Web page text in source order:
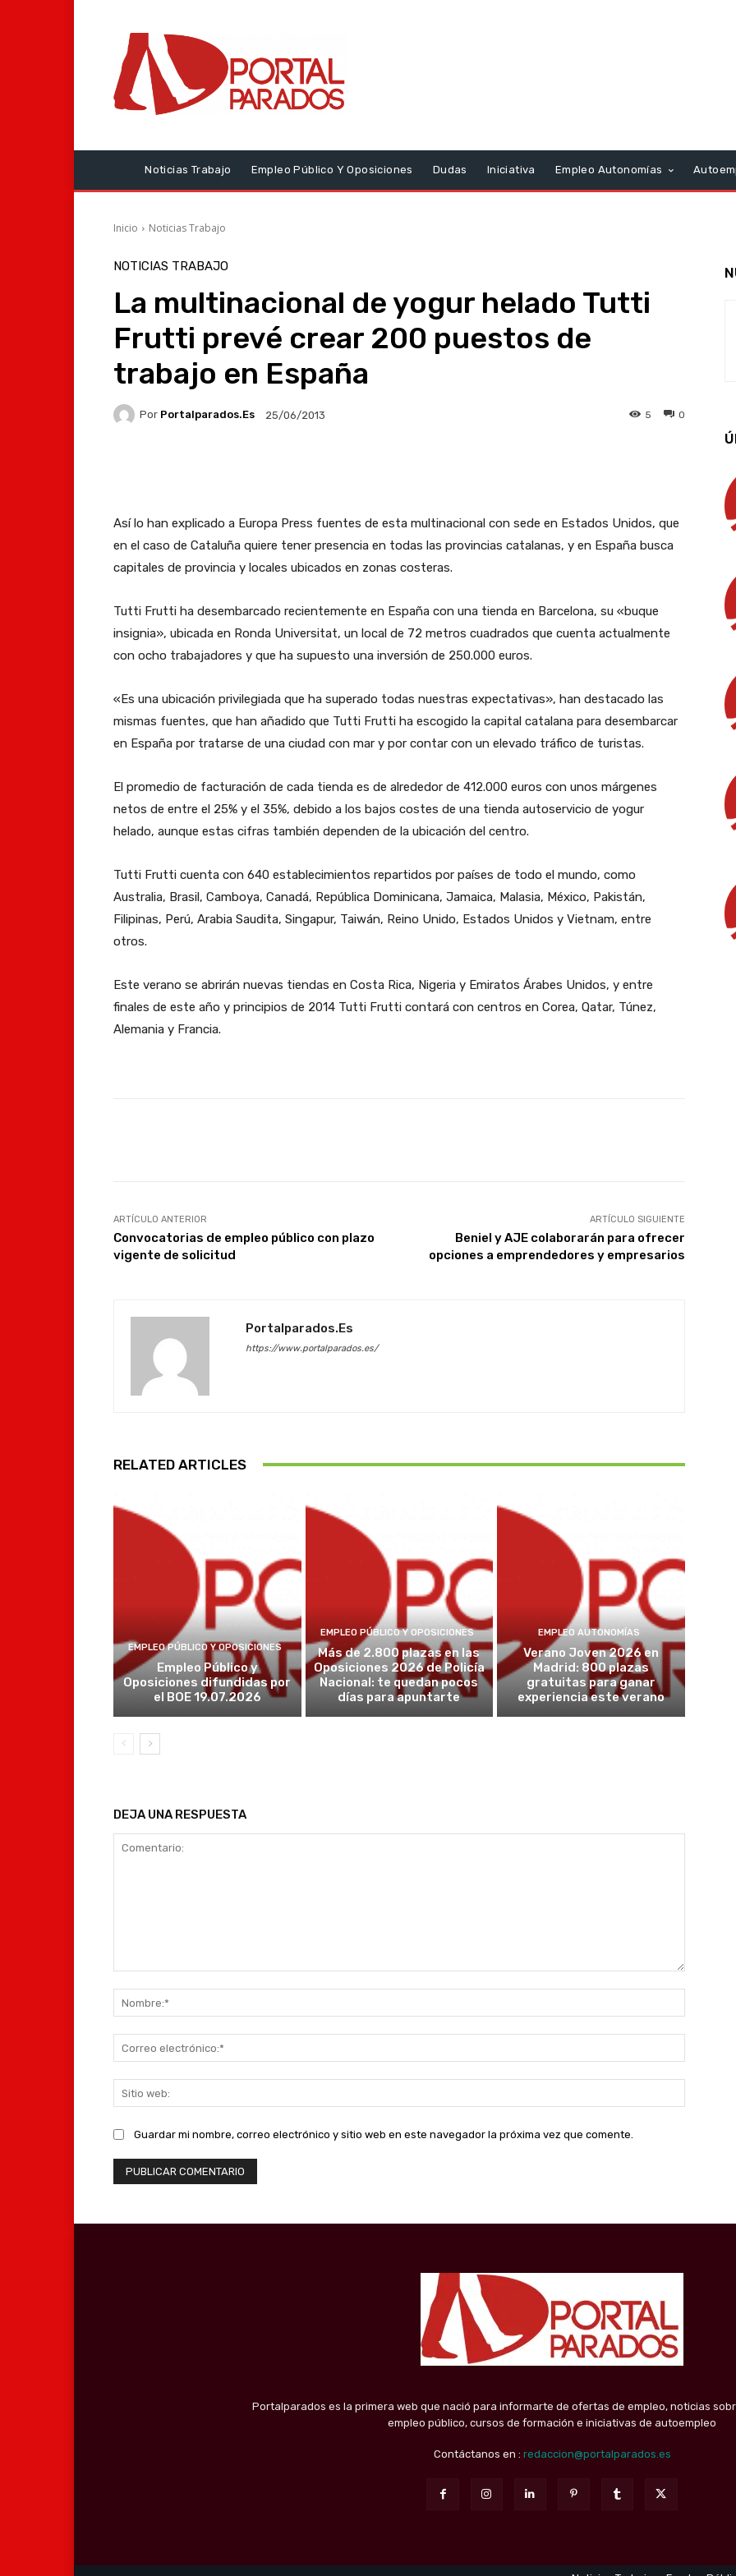
Noticias Trabajo Empleo Público Y Oposiciones Dudas Iniciativa Empleo Autonomías
Inicio Noticias Trabajo
NOTICIAS TRABAJO
La multinacional de yogur helado Tutti
Frutti prevé crear 200 puestos de
trabajo en España
Por Portalparados.es 25/06/2013 0
5
Así lo han explicado a Europa Press fuentes de esta multinacional con sede en Estados Unidos, que
en el caso de Cataluña quiere tener presencia en todas las provincias catalanas, y en España busca
capitales de provincia y locales ubicados en zonas costeras.
Tutti Frutti ha desembarcado recientemente en España con una tienda en Barcelona, su «buque
insignia», ubicada en Ronda Universitat, un local de 72 metros cuadrados que cuenta actualmente
con ocho trabajadores y que ha supuesto una inversión de 250.000 euros.
«Es una ubicación privilegiada que ha superado todas nuestras expectativas», han destacado las
mismas fuentes, que han añadido que Tutti Frutti ha escogido la capital catalana para desembarcar
en España por tratarse de una ciudad con mar y por contar con un elevado tráfico de turistas.
El promedio de facturación de cada tienda es de alrededor de 412.000 euros con unos márgenes
netos de entre el 25% y el 35%, debido a los bajos costes de una tienda autoservicio de yogur
helado, aunque estas cifras también dependen de la ubicación del centro.
Tutti Frutti cuenta con 640 establecimientos repartidos por países de todo el mundo, como
Australia, Brasil, Camboya, Canadá, República Dominicana, Jamaica, Malasia, México, Pakistán,
Filipinas, Perú, Arabia Saudita, Singapur, Taiwán, Reino Unido, Estados Unidos y Vietnam, entre
otros.
Este verano se abrirán nuevas tiendas en Costa Rica, Nigeria y Emiratos Árabes Unidos, y entre
finales de este año y principios de 2014 Tutti Frutti contará con centros en Corea, Qatar, Túnez,
Alemania y Francia.
ARTÍCULO ANTERIOR
Convocatorias de empleo público con plazo
vigente de solicitud
ARTÍCULO SIGUIENTE
Beniel y AJE colaborarán para ofrecer
opciones a emprendedores y empresarios
Portalparados.es
https://www.portalparados.es/
RELATED ARTICLES
EMPLEO PÚBLICO Y OPOSICIONES
Empleo Público y
Oposiciones difundidas por
el BOE 19.07.2026
EMPLEO PÚBLICO Y OPOSICIONES
Más de 2.800 plazas en las
Oposiciones 2026 de Policía
Nacional: te quedan pocos
días para apuntarte
EMPLEO AUTONOMÍAS
Verano Joven 2026 en
Madrid: 800 plazas
gratuitas para ganar
experiencia este verano
DEJA UNA RESPUESTA
web:
Guardar mi nombre, correo electrónico y sitio web en este navegador la próxima vez que comente.
Portalparados es la primera web que nació para informarte de ofertas de empleo, noticias
empleo público, cursos de formación e iniciativas de autoempleo
Contáctanos en : redaccion@portalparados.es